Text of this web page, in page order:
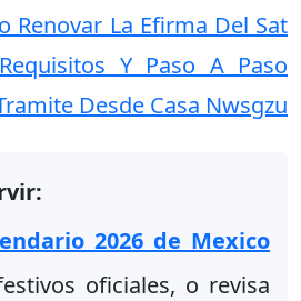
Renovar La Efirma Del Sat
Y Paso A Paso
Desde Casa Nwsgzu
2026 de Mexico
oficiales, o revisa